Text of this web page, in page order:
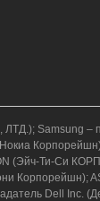
Samsung –
(Эйч-Ти-Си
Корпорейшн);
Dell Inc.